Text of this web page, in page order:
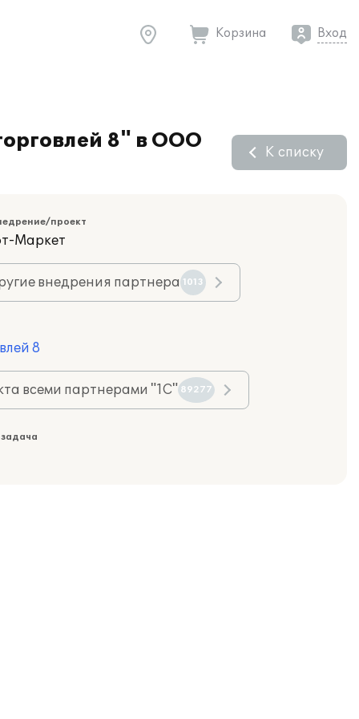
Корзина Вход
8" в ООО
К списку
проект
Маркет
внедрения партнера 1013
8
всеми партнерами "1С" 89277